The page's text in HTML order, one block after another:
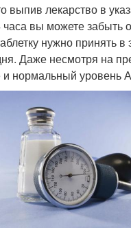
выпив лекарство в
часа вы можете
нужно принять в
Даже несмотря на
и нормальный уровень